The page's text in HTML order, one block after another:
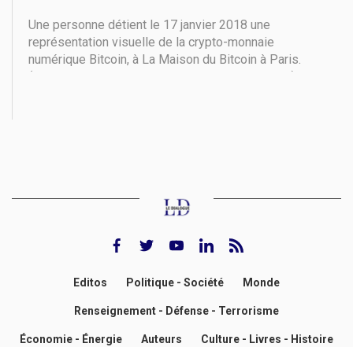
Une personne détient le 17 janvier 2018 une
représentation visuelle de la crypto-monnaie
numérique Bitcoin, à La Maison du Bitcoin à Paris.
(Photo de GEOFFROY VAN DER HASSELT / AFP)
facebooktwitteryoutubeLinkedinrss feed
Editos Politique - Société Monde
Renseignement - Défense - Terrorisme
Économie - Énergie Auteurs Culture - Livres - Histoire